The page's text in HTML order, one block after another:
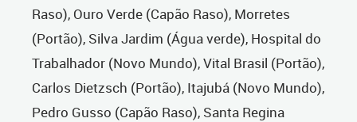
Raso), Ouro Verde (Capão Raso), Morretes
(Portão), Silva Jardim (Água verde), Hospital do
Trabalhador (Novo Mundo), Vital Brasil (Portão),
Carlos Dietzsch (Portão), Itajubá (Novo Mundo),
Pedro Gusso (Capão Raso), Santa Regina